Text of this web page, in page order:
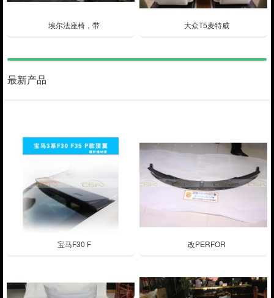
埃尔法座椅，带 大众T5麦特威
最新产品
宝马F30 F 改PERFOR